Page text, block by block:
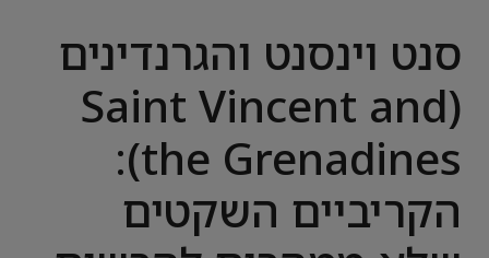
סנט וינסנט והגרנדינים
(Saint Vincent and
the Grenadines):
הקריביים השקטים